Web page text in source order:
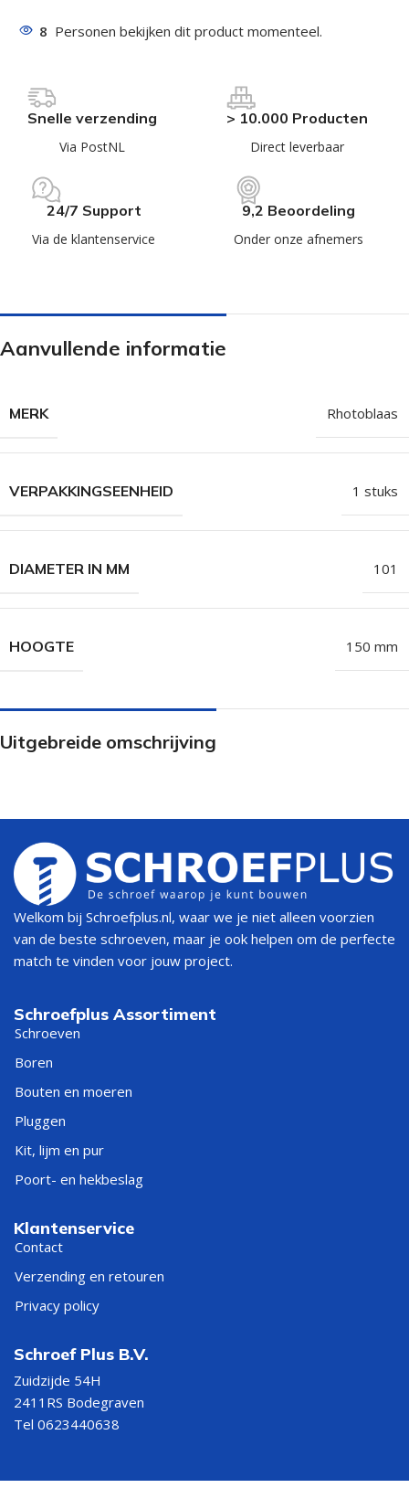
8 Personen bekijken dit product momenteel.
Snelle verzending
Via PostNL
> 10.000 Producten
Direct leverbaar
24/7 Support
Via de klantenservice
9,2 Beoordeling
Onder onze afnemers
Aanvullende informatie
MERK Rhotoblaas
VERPAKKINGSEENHEID 1 stuks
DIAMETER IN MM 101
HOOGTE 150 mm
Uitgebreide omschrijving
Welkom bij Schroefplus.nl, waar we je niet alleen voorzien
van de beste schroeven, maar je ook helpen om de perfecte
match te vinden voor jouw project.
Schroefplus Assortiment
Schroeven
Boren
Bouten en moeren
Pluggen
Kit, lijm en pur
Poort- en hekbeslag
Klantenservice
Contact
Verzending en retouren
Privacy policy
Schroef Plus B.V.
Zuidzijde 54H
2411RS Bodegraven
Tel 0623440638